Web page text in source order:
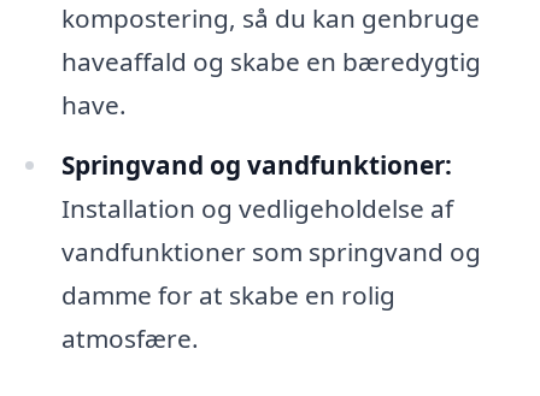
kompostering, så du kan genbruge
haveaffald og skabe en bæredygtig
have.
Springvand og vandfunktioner:
Installation og vedligeholdelse af
vandfunktioner som springvand og
damme for at skabe en rolig
atmosfære.